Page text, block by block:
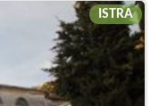
ISTRA